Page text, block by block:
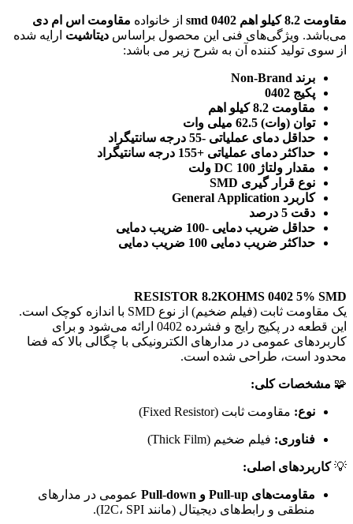
مقاومت 8.2 کیلو اهم 0402 smd از خانواده مقاومت اس ام دی
می‌باشد. ویژگی‌های فنی این محصول براساس دیتاشیت ارایه شده
از سوی تولید کننده آن به شرح زیر می باشد:
برند Non-Brand
پکیج 0402
مقاومت 8.2 کیلو اهم
توان (وات) 62.5 میلی وات
حداقل دمای عملیاتی -55 درجه سانتیگراد
حداکثر دمای عملیاتی +155 درجه سانتیگراد
مقدار ولتاژ DC 100 ولت
نوع قرار گیری SMD
کاربرد General Application
دقت 5 درصد
حداقل ضریب دمایی -100 ضریب دمایی
حداکثر ضریب دمایی 100 ضریب دمایی
RESISTOR 8.2KOHMS 0402 5% SMD
یک مقاومت ثابت (فیلم ضخیم) از نوع SMD با اندازه کوچک است.
این قطعه در پکیج رایج و فشرده 0402 ارائه می‌شود و برای
کاربردهای عمومی در مدارهای الکترونیکی با چگالی بالا که فضا
محدود است، طراحی شده است.
🧩 مشخصات کلی:
نوع: مقاومت ثابت (Fixed Resistor)
فناوری: فیلم ضخیم (Thick Film)
💡کاربردهای اصلی:
مقاومت‌های Pull-up و Pull-down
عمومی در مدارهای
منطقی و رابط‌های دیجیتال (مانند I2C، SPI).